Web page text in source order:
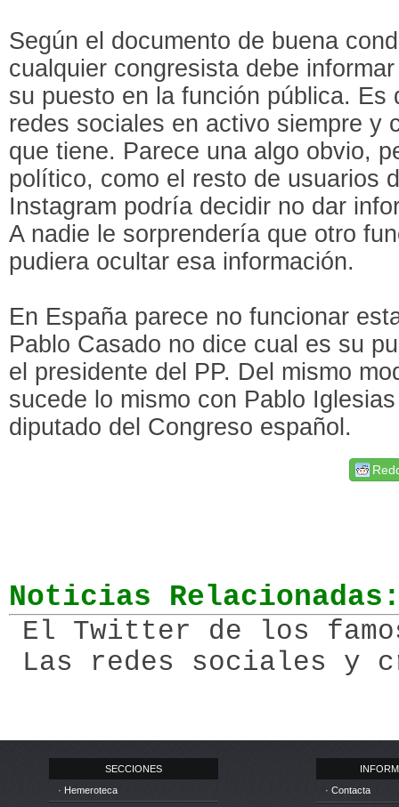
Según el documento de buena
cualquier congresista debe
su puesto en la función pública. Es
redes sociales en activo siempre y
que tiene. Parece una algo obvio,
político, como el resto de usuarios
Instagram podría decidir no dar
A nadie le sorprendería que otro
pudiera ocultar esa información.
En España parece no funcionar
Pablo Casado no dice cual es su
el presidente del PP. Del mismo
sucede lo mismo con Pablo
diputado del Congreso español.
Noticias
El Twitter de los
Las redes sociales y
SECCIONES
· Hemeroteca
· Contacta